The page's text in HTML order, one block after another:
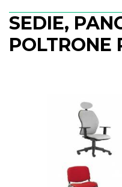
SEDIE,
POLTRONE